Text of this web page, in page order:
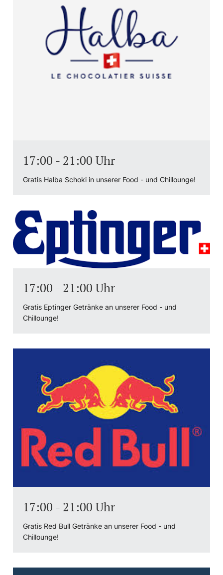
17:00 - 21:00 Uhr
Gratis Halba Schoki in unserer Food - und Chillounge!
17:00 - 21:00 Uhr
Gratis Eptinger Getränke an unserer Food - und
Chillounge!
17:00 - 21:00 Uhr
Gratis Red Bull Getränke an unserer Food - und
Chillounge!